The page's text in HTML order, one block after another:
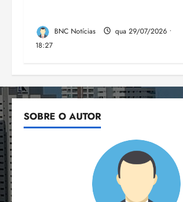
BNC Notícias
qua 29/07/2026 •
18:27
SOBRE O AUTOR